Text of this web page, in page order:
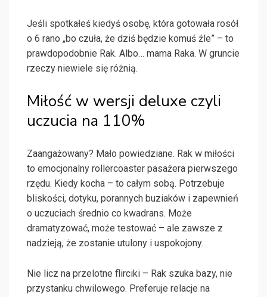
Jeśli spotkałeś kiedyś osobę, która gotowała rosół
o 6 rano „bo czuła, że dziś będzie komuś źle” – to
prawdopodobnie Rak. Albo… mama Raka. W gruncie
rzeczy niewiele się różnią.
Miłość w wersji deluxe czyli
uczucia na 110%
Zaangażowany? Mało powiedziane. Rak w miłości
to emocjonalny rollercoaster pasażera pierwszego
rzędu. Kiedy kocha – to całym sobą. Potrzebuje
bliskości, dotyku, porannych buziaków i zapewnień
o uczuciach średnio co kwadrans. Może
dramatyzować, może testować – ale zawsze z
nadzieją, że zostanie utulony i uspokojony.
Nie licz na przelotne flirciki – Rak szuka bazy, nie
przystanku chwilowego. Preferuje relacje na